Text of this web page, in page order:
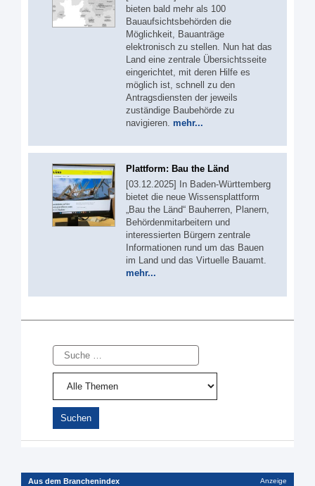
bieten bald mehr als 100
Bauaufsichtsbehörden die
Möglichkeit, Bauanträge
elektronisch zu stellen. Nun hat das
Land eine zentrale Übersichtsseite
eingerichtet, mit deren Hilfe es
möglich ist, schnell zu den
Antragsdiensten der jeweils
zuständige Baubehörde zu
navigieren. mehr...
Plattform: Bau the Länd
[03.12.2025] In Baden-Württemberg
bietet die neue Wissensplattform
„Bau the Länd“ Bauherren, Planern,
Behördenmitarbeitern und
interessierten Bürgern zentrale
Informationen rund um das Bauen
im Land und das Virtuelle Bauamt.
mehr...
Suche
Aus dem Branchenindex Anzeige